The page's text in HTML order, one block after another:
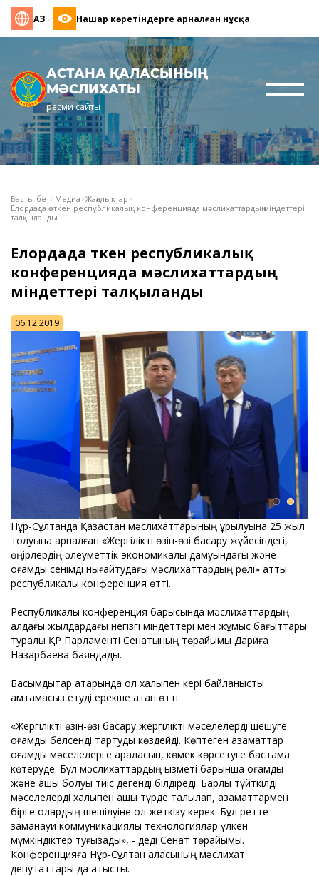
ҚАЗ Нашар көретіндерге арналған нұсқа
АСТАНА ҚАЛАСЫНЫҢ
МӘСЛИХАТЫ
ресми сайты
Басты бет Медиа Жаңалықтар
Елордада өткен республикалық конференцияда мәслихаттардың міндеттері
талқыланды
Елордада өткен республикалық
конференцияда мәслихаттардың
міндеттері талқыланды
06.12.2019
Нұр-Сұлтанда Қазақстан мәслихаттарының құрылуына 25 жыл
толуына арналған «Жергілікті өзін-өзі басқару жүйесіндегі,
өңірлердің әлеуметтік-экономикалық дамуындағы және
қоғамдық сенімді нығайтудағы мәслихаттардың рөлі» атты
республикалық конференция өтті.
Республикалық конференция барысында мәслихаттардың
алдағы жылдардағы негізгі міндеттері мен жұмыс бағыттары
туралы ҚР Парламенті Сенатының төрайымы Дариға
Назарбаева баяндады.
Басымдықтар қатарында ол халықпен кері байланысты
қамтамасыз етуді ерекше атап өтті.
«Жергілікті өзін-өзі басқару жергілікті мәселелерді шешуге
қоғамды белсенді тартуды көздейді. Көптеген азаматтар
қоғамдық мәселелерге араласып, көмек көрсетуге бастама
көтеруде. Бұл мәслихаттардың қызметі барынша қоғамдық
және ашық болуы тиіс дегенді білдіреді. Барлық түйткілді
мәселелерді халықпен ашық түрде талқылап, азаматтармен
бірге олардың шешілуіне қол жеткізу керек. Бұл ретте
заманауи коммуникациялық технологиялар үлкен
мүмкіндіктер туғызады», - деді Сенат төрайымы.
Конференцияға Нұр-Сұлтан қаласының мәслихат
депутаттары да қатысты.